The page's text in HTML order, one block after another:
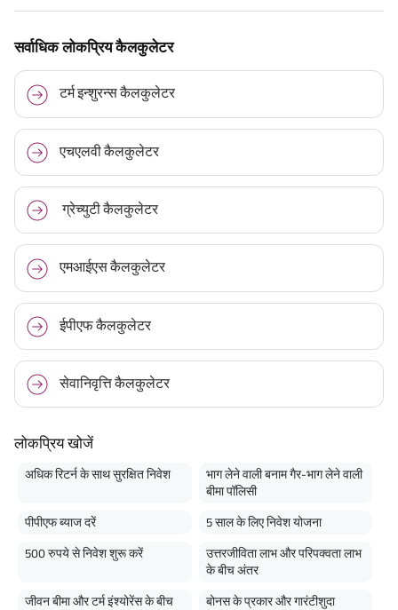
सर्वाधिक लोकप्रिय कैलकुलेटर
टर्म इन्शुरन्स कैलकुलेटर
एचएलवी कैलकुलेटर
ग्रेच्युटी कैलकुलेटर
एमआईएस कैलकुलेटर
ईपीएफ कैलकुलेटर
सेवानिवृत्ति कैलकुलेटर
लोकप्रिय खोजें
अधिक रिटर्न के साथ सुरक्षित निवेश
भाग लेने वाली बनाम गैर-भाग लेने वाली
बीमा पॉलिसी
पीपीएफ ब्याज दरें 5 साल के लिए निवेश योजना
500 रुपये से निवेश शुरू करें
उत्तरजीविता लाभ और परिपक्वता लाभ
के बीच अंतर
जीवन बीमा और टर्म इंश्योरेंस के बीच
बोनस के प्रकार और गारंटीशुदा